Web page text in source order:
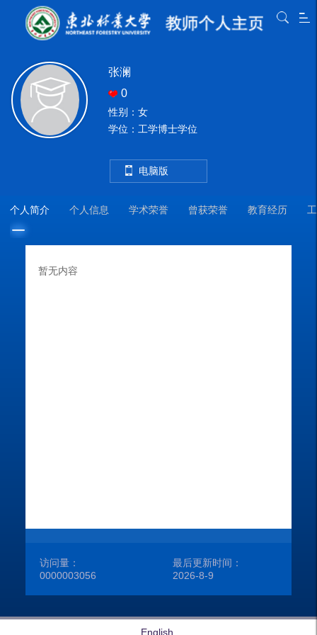
张澜
0
性别：女
学位：工学博士学位
电脑版
个人简介 个人信息 学术荣誉 曾获荣誉 教育经历
暂无内容
访问量：
0000003056
最后更新时间：
2026-8-9
English